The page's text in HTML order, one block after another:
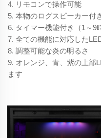
4. リモコンで操作可能
5. 本物のログスピーカー付
6. タイマー機能付き（1～9
7. 全ての機能に対応した
8. 調整可能な炎の明るさ
9. オレンジ、青、紫の上部
ます